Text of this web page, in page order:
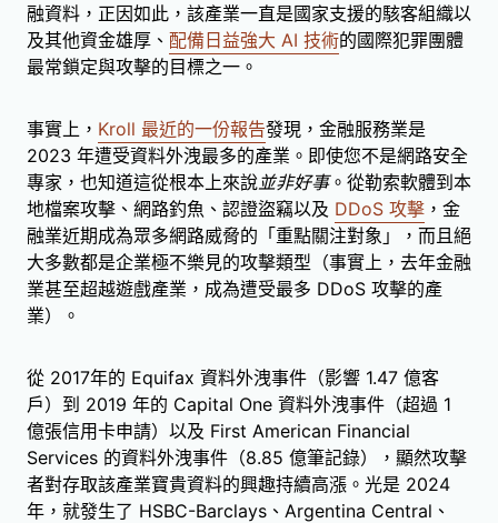
融資料，正因如此，該產業一直是國家支援的駭客組織以
及其他資金雄厚、 配備日益強大 AI 技術的國際犯罪團體
最常鎖定與攻擊的目標之一。
事實上， Kroll 最近的一份報告發現，金融服務業是
2023 年遭受資料外洩最多的產業。即使您不是網路安全
專家，也知道這從根本上來說並非好事。從勒索軟體到本
地檔案攻擊、網路釣魚、認證盜竊以及 DDoS 攻擊 ，金
融業近期成為眾多網路威脅的「重點關注對象」，而且絕
大多數都是企業極不樂見的攻擊類型（事實上，去年金融
業甚至超越遊戲產業，成為遭受最多 DDoS 攻擊的產
業）。
從 2017年的 Equifax 資料外洩事件（影響 1.47 億客
戶）到 2019 年的 Capital One 資料外洩事件（超過 1
億張信用卡申請）以及 First American Financial
Services 的資料外洩事件（8.85 億筆記錄），顯然攻擊
者對存取該產業寶貴資料的興趣持續高漲。光是 2024
年，就發生了 HSBC-Barclays、Argentina Central、